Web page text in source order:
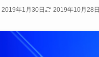
2019年1月30日 2019年10月28日